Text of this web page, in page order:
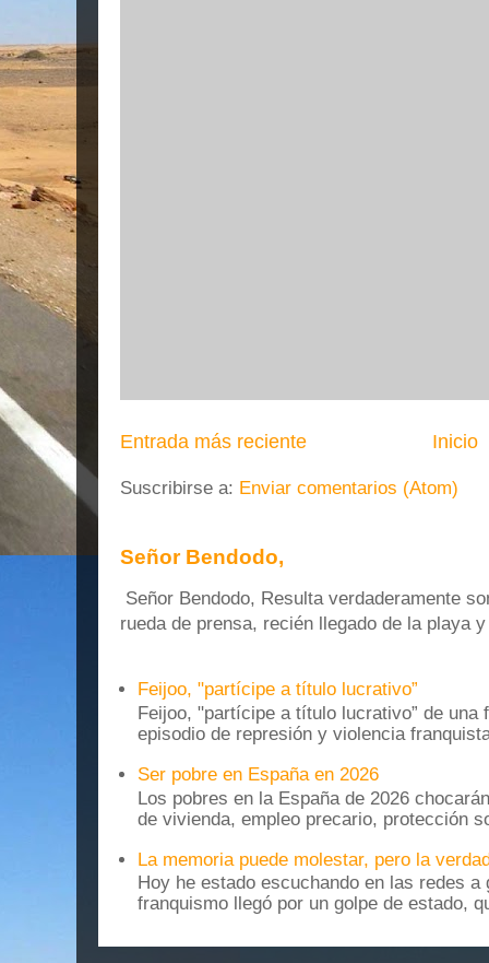
Entrada más reciente Inicio
Suscribirse a: Enviar comentarios (Atom)
Señor Bendodo,
Señor Bendodo, Resulta verdaderamente
rueda de prensa, recién llegado de la playa
Feijoo, "partícipe a título lucrativo”
Feijoo, "partícipe a título lucrativo” de una
episodio de represión y violencia
Ser pobre en España en 2026
Los pobres en la España de 2026
de vivienda, empleo precario, protección
La memoria puede molestar, pero la
Hoy he estado escuchando en las redes
franquismo llegó por un golpe de estado,